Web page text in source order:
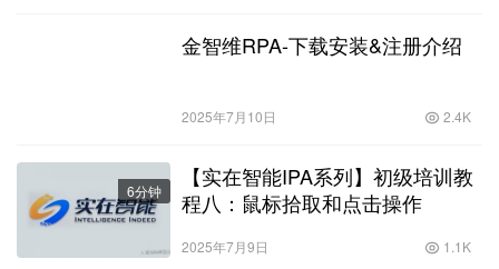
金智维RPA-下载安装&注册介绍
2025年7月10日 2.4K
6分钟
【实在智能IPA系列】初级培训教
程八：鼠标拾取和点击操作
2025年7月9日 1.1K